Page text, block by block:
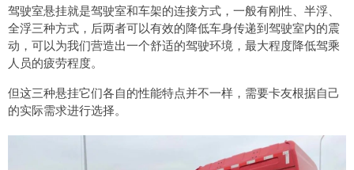
驾驶室悬挂就是驾驶室和车架的连接方式，一般有刚性、半浮、
全浮三种方式，后两者可以有效的降低车身传递到驾驶室内的震
动，可以为我们营造出一个舒适的驾驶环境，最大程度降低驾乘
人员的疲劳程度。
但这三种悬挂它们各自的性能特点并不一样，需要卡友根据自己
的实际需求进行选择。